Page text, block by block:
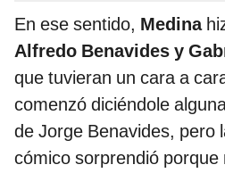
En ese sentido, Medina
Alfredo Benavides y
que tuvieran un cara a
comenzó diciéndole
de Jorge Benavides, pero
cómico sorprendió